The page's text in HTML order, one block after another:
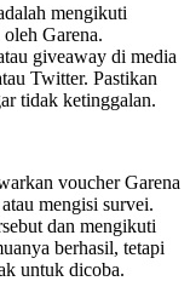
mengikuti
Garena.
giveaway di media
Twitter. Pastikan
tidak ketinggalan.
voucher Garena
mengisi survei.
dan mengikuti
berhasil, tetapi
untuk dicoba.